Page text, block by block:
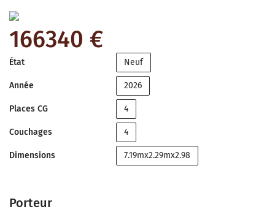
166340 €
État Neuf
Année 2026
Places CG 4
Couchages 4
Dimensions 7.19mx2.29mx2.98
Porteur